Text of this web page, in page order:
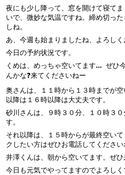
夜にも少し降って、窓を開けて寝て
いで、微妙な気温ですね。締め切っ
しね。
あ、今週も始まりましたね、よろし
今日の予約状況です。
くめは、めっちゃ空いてます… ぜひ
んかな❓来てくださいねー
奥さんは、１１時から１３時までが
以降は１６時以降は大丈夫です。
砂川さんは、９時３０分、１０時３０
す。
それ以降は、１５時からが最終空い
クしたい方はぜひお電話してください
井澤くんは、朝から空いてます。ぜひ
今日も元気でやってますのでよろしく